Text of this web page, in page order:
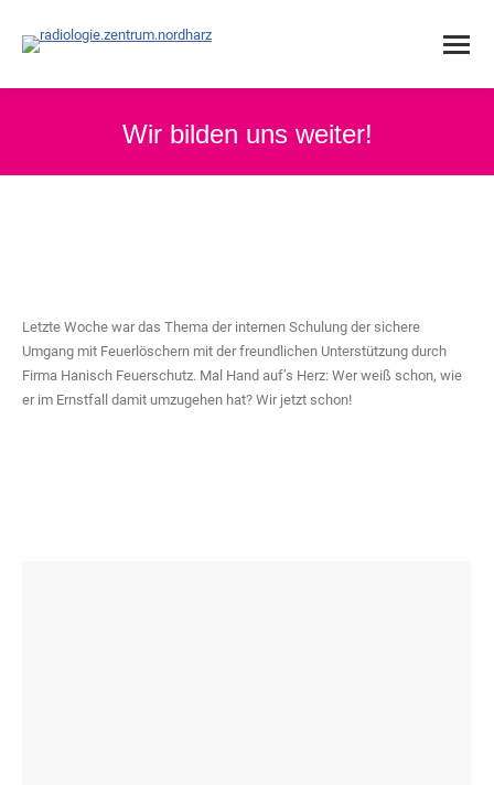
Wir bilden uns weiter!
Letzte Woche war das Thema der internen Schulung der sichere
Umgang mit Feuerlöschern mit der freundlichen Unterstützung durch
Firma Hanisch Feuerschutz. Mal Hand auf’s Herz: Wer weiß schon, wie
er im Ernstfall damit umzugehen hat? Wir jetzt schon!